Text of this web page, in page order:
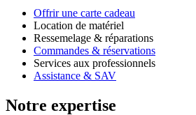
Offrir une carte cadeau
Location de matériel
Ressemelage & réparations
Commandes & réservations
Services aux professionnels
Assistance & SAV
Notre expertise